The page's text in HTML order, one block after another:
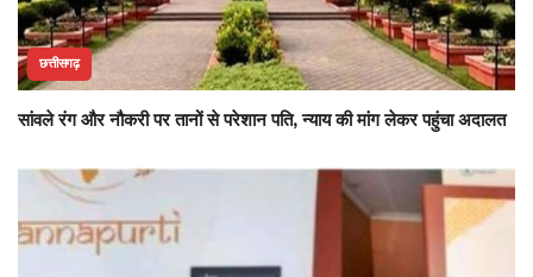
छत्तीसगढ़
सांवले रंग और नौकरी पर तानों से परेशान पति, न्याय की मांग लेकर पहुंचा अदालत